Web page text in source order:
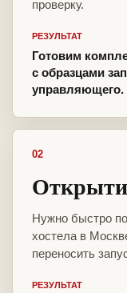
проверку.
РЕЗУЛЬТАТ
Готовим
с образцами
управляющего.
02
Нужно быстро
хостела в
переносить
РЕЗУЛЬТАТ